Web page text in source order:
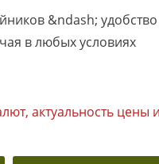
&ndash;
в любых условиях
актуальность цены